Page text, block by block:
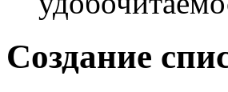
Создание